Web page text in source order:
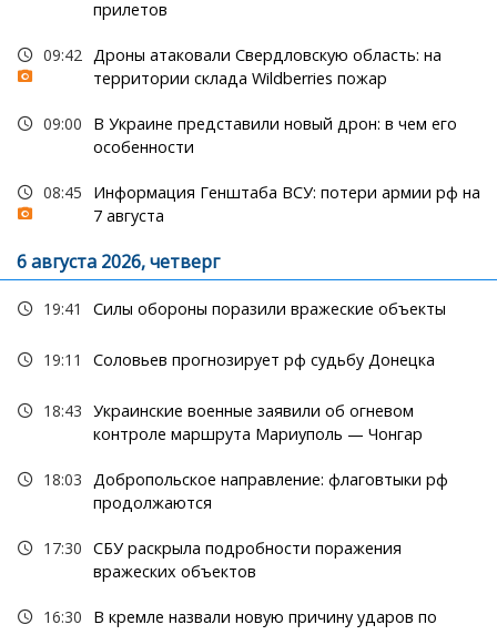
прилетов
09:42
Дроны атаковали Свердловскую область: на
территории склада Wildberries пожар
09:00
В Украине представили новый дрон: в чем его
особенности
08:45
Информация Генштаба ВСУ: потери армии рф на
7 августа
6 августа 2026, четверг
19:41 Силы обороны поразили вражеские объекты
19:11 Соловьев прогнозирует рф судьбу Донецка
18:43 Украинские военные заявили об огневом
контроле маршрута Мариуполь — Чонгар
18:03
Добропольское направление: флаговтыки рф
продолжаются
17:30 СБУ раскрыла подробности поражения
вражеских объектов
16:30
В кремле назвали новую причину ударов по